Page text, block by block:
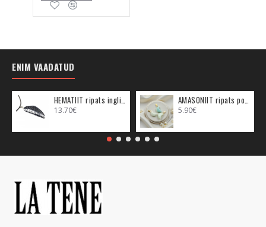
ENIM VAADATUD
13.70€ 5.90€